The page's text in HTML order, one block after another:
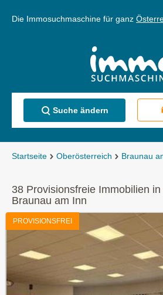
Die Immosuchmaschine für ganz
Suche ändern
Startseite Oberösterreich Braunau
38 Provisionsfreie Immobilien
Braunau am Inn
PROVISIONSFREI